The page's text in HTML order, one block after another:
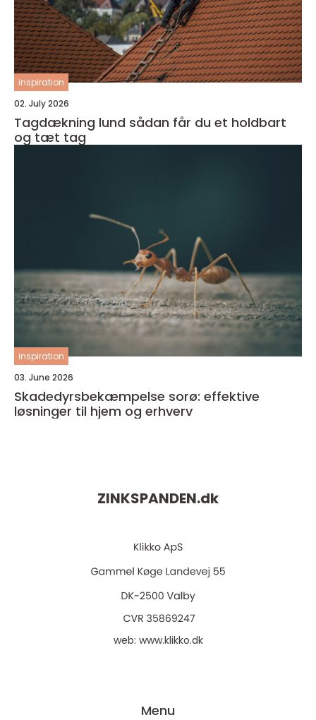
inspiration
02. July 2026
Tagdækning lund sådan får du et holdbart
og tæt tag
inspiration
03. June 2026
Skadedyrsbekæmpelse sorø: effektive
løsninger til hjem og erhverv
ZINKSPANDEN.dk
web: www.klikko.dk
Menu